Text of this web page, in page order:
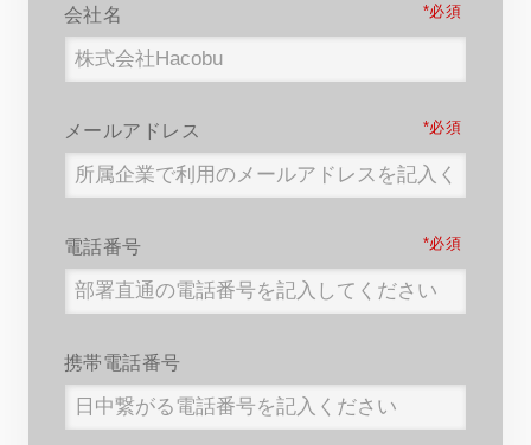
*
会社名
*
メールアドレス
*
電話番号
携帯電話番号